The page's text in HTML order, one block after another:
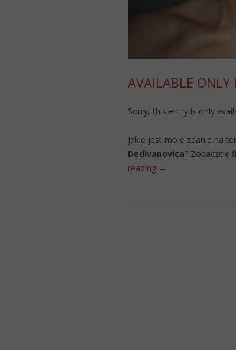
AVAILABLE ONLY
Sorry, this entry is only
Jakie jest moje zdanie na
Dedivanovica? Zobaczcie
reading →